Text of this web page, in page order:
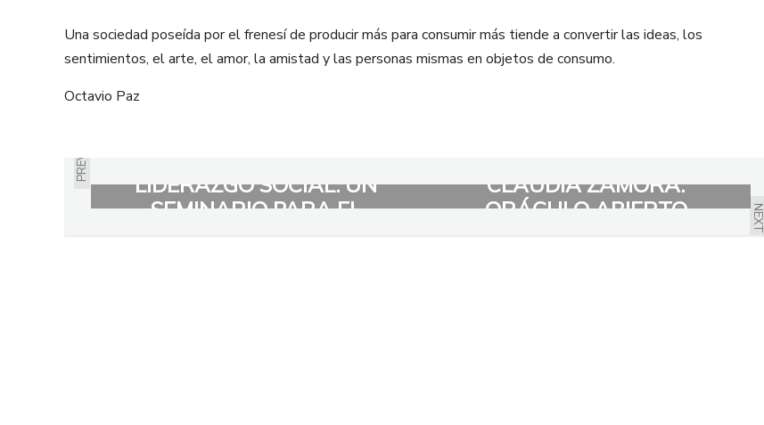
Una sociedad poseída por el frenesí de producir más para consumir más tiende a convertir las ideas, los
sentimientos, el arte, el amor, la amistad y las personas mismas en objetos de consumo.
Octavio Paz
PREVIOUS
LIDERAZGO SOCIAL: UN
SEMINARIO PARA EL
NEXT
CLAUDIA ZAMORA:
ORÁCULO ABIERTO